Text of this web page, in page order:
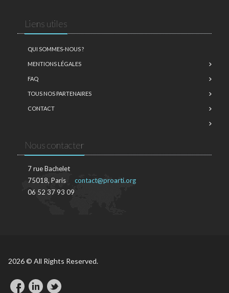
Liens utiles
QUI SOMMES-NOUS ?
MENTIONS LÉGALES
FAQ
TOUS NOS PARTENAIRES
CONTACT
Nous contacter
7 rue Bachelet
75018, Paris
06 52 37 93 09
contact@proarti.org
2026 © All Rights Reserved.